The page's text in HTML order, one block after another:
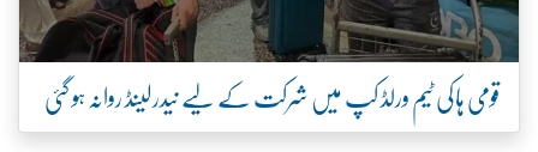
قومی ہاکی ٹیم ورلڈ کپ میں شرکت کے لیے نیدرلینڈ روانہ ہو گئی